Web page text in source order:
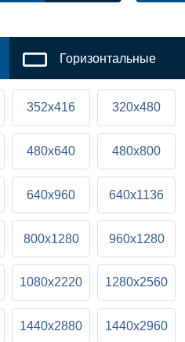
Горизонтальные
352x416 320x480
480x640 480x800
640x960 640x1136
800x1280 960x1280
1080x2220 1280x2560
1440x2880 1440x2960